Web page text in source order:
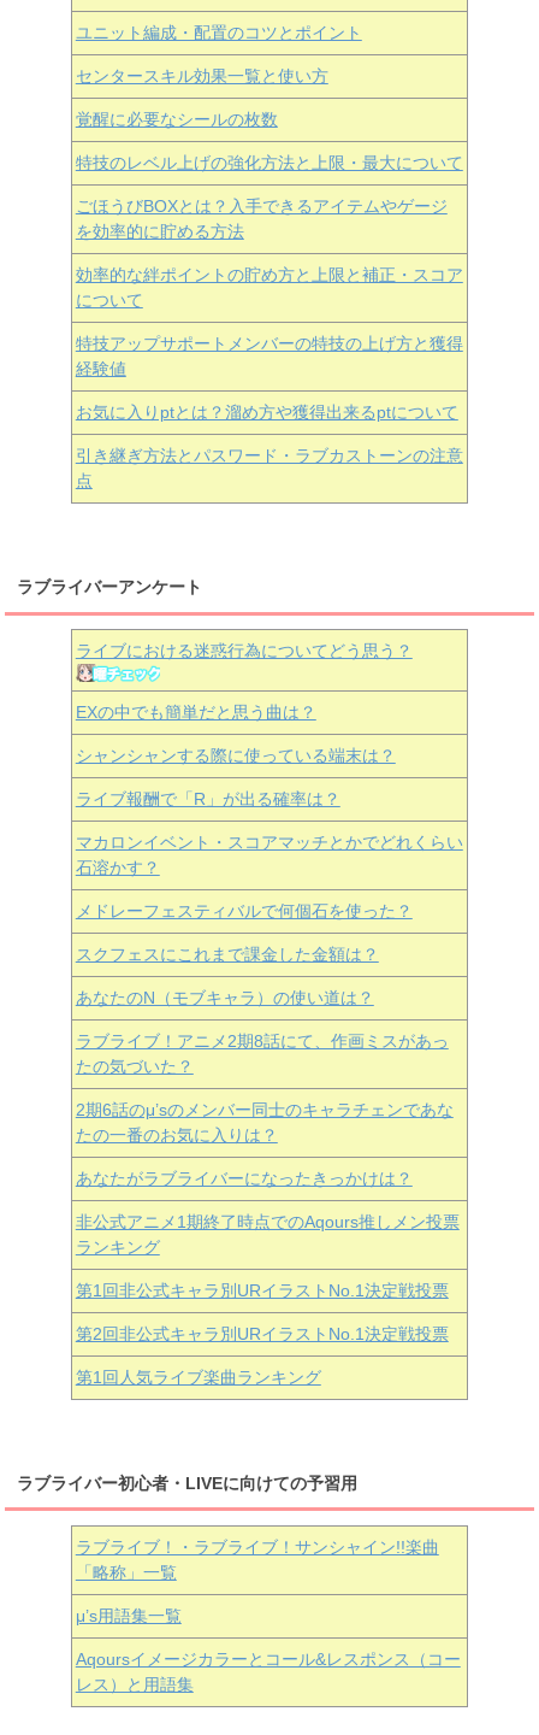
ユニット編成・配置のコツとポイント
センタースキル効果一覧と使い方
覚醒に必要なシールの枚数
特技のレベル上げの強化方法と上限・最大について
ごほうびBOXとは？入手できるアイテムやゲージ
を効率的に貯める方法
効率的な絆ポイントの貯め方と上限と補正・スコア
について
特技アップサポートメンバーの特技の上げ方と獲得
経験値
お気に入りptとは？溜め方や獲得出来るptについて
引き継ぎ方法とパスワード・ラブカストーンの注意
点
ラブライバーアンケート
ライブにおける迷惑行為についてどう思う？
EXの中でも簡単だと思う曲は？
シャンシャンする際に使っている端末は？
ライブ報酬で「R」が出る確率は？
マカロンイベント・スコアマッチとかでどれくらい
石溶かす？
メドレーフェスティバルで何個石を使った？
スクフェスにこれまで課金した金額は？
あなたのN（モブキャラ）の使い道は？
ラブライブ！アニメ2期8話にて、作画ミスがあっ
たの気づいた？
2期6話のμ’sのメンバー同士のキャラチェンであな
たの一番のお気に入りは？
あなたがラブライバーになったきっかけは？
非公式アニメ1期終了時点でのAqours推しメン投票
ランキング
第1回非公式キャラ別URイラストNo.1決定戦投票
第2回非公式キャラ別URイラストNo.1決定戦投票
第1回人気ライブ楽曲ランキング
ラブライバー初心者・LIVEに向けての予習用
ラブライブ！・ラブライブ！サンシャイン!!楽曲
「略称」一覧
μ’s用語集一覧
Aqoursイメージカラーとコール&レスポンス（コー
レス）と用語集